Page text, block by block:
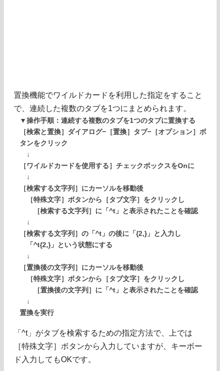
置換機能でワイルドカードを利用した指定をすること
で、連続した複数のタブを1つにまとめられます。
▼操作手順：連続する複数のタブを1つのタブに置換する
［検索と置換］ダイアログ−［置換］タブ−［オプション］ボ
タンをクリック
↓
［ワイルドカードを使用する］チェックボックスをOnに
↓
［検索する文字列］にカーソルを移動後
［特殊文字］ボタンから［タブ文字］をクリックし
［検索する文字列］に「^t」と表示されたことを確認
↓
［検索する文字列］の「^t」の後に「{2,}」と入力し
「^t{2,}」という状態にする
↓
［置換後の文字列］にカーソルを移動後
［特殊文字］ボタンから［タブ文字］をクリックし
［置換後の文字列］に「^t」と表示されたことを確認
↓
置換を実行
「^t」がタブを検索するための指定方法で、上では
［特殊文字］ボタンから入力していますが、キーボー
ド入力してもOKです。